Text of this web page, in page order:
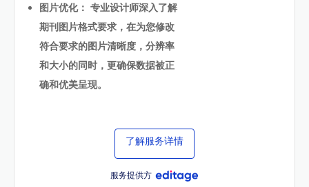
图片优化： 专业设计师深入了解
期刊图片格式要求，在为您修改
符合要求的图片清晰度，分辨率
和大小的同时，更确保数据被正
确和优美呈现。
了解服务详情
服务提供方